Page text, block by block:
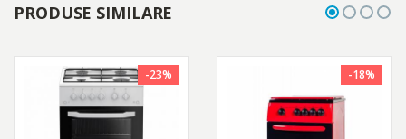
PRODUSE SIMILARE
-23% -18%